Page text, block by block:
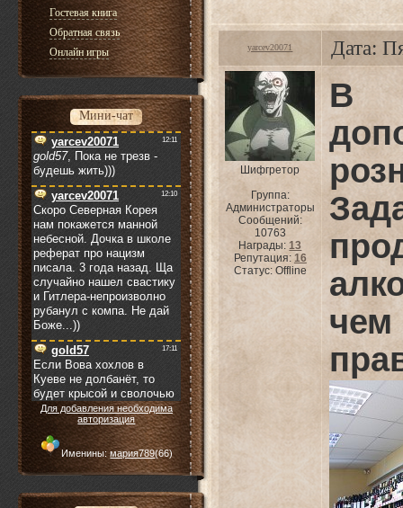
Гостевая книга
Обратная связь
Онлайн игры
Мини-чат
Для добавления необходима
авторизация
Именины:мария789(66)
yarcev20071 Дата:
Шифгретор
Группа:
Администраторы
Сообщений:
10763
Награды:13
Репутация: 16
Статус: Offline
В